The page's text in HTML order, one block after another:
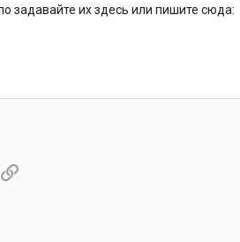
задавайте их здесь или пишите сюда:
почта
Ссылка